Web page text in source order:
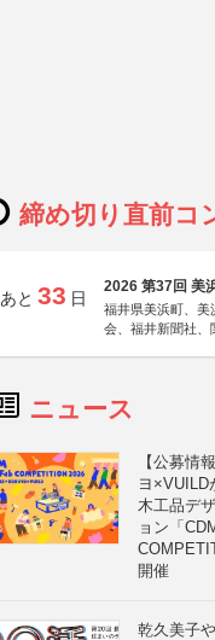
締め切り直前コ
あと 33 日
2026 第37回 美
福井県美浜町、美
会、福井新聞社、
ニュース
【公募情
ヨ×VUILD
木工品デ
ョン「
開催
乾久美子